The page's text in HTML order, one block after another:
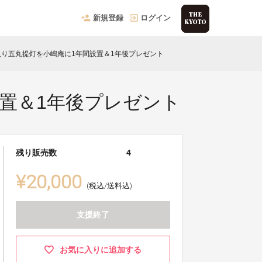
新規登録 ログイン
五丸提灯を小嶋庵に1年間設置＆1年後プレゼント
＆1年後プレゼント
残り販売数 4
¥20,000 (税込/送料込)
支援終了
お気に入りに追加する